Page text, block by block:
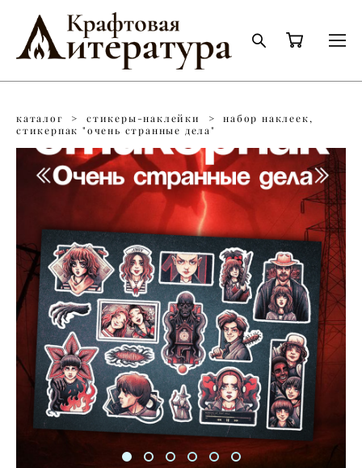
каталог > стикеры-наклейки >
набор наклеек,
стикерпак "очень странные дела"